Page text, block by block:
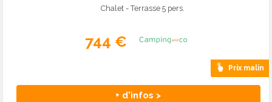
Chalet - Terrasse 5 pers.
744 €
Prix malin
+ d'infos >